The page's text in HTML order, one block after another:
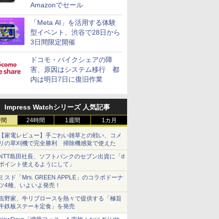
Amazonでセール
「Meta AI」を活用する体験
型イベント、渋谷で28日から
3日間限定開催
ドコモ・バイクシェアの障
害、原因はシステム移行 都
内は明日7日に復旧作業
Impress Watchシリーズ 人気記事
24時間 1週間 1カ月
家電レビュー】手ごわい雑草との戦い、コメ
の草刈機で完全勝利 掃除機感覚で使えた
島田社長、ソフトバンクのセブン出資に「d
イント使えるようにして」
スド「Mrs. GREEN APPLE」のコラボドーナ
4種、いよいよ発売！
野家、牛リブロースを熱々で提供する「極旨
鉄板ステーキ定食」を発売